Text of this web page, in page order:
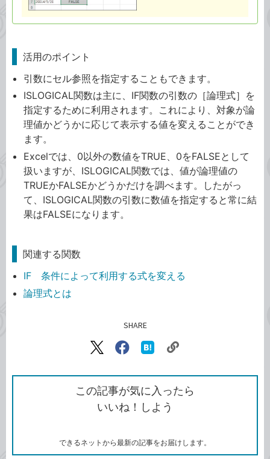
活用のポイント
引数にセル参照を指定することもできます。
ISLOGICAL関数は主に、IF関数の引数の［論理式］を
指定するために利用されます。これにより、対象が論
理値かどうかに応じて表示する値を変えることができ
ます。
Excelでは、0以外の数値をTRUE、0をFALSEとして
扱いますが、ISLOGICAL関数では、値が論理値の
TRUEかFALSEかどうかだけを調べます。したがっ
て、ISLOGICAL関数の引数に数値を指定すると常に結
果はFALSEになります。
関連する関数
IF 条件によって利用する式を変える
論理式とは
SHARE
X（旧
で
シ
ェ
ア
Facebook
シ
ェ
ア
な
ブ
ッ
ク
ク
ク
を
コ
この記事が気に入ったら
いいね！しよう
できるネットから最新の記事をお届けします。